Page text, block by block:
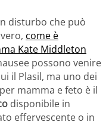
disturbo che può
come è
Kate Middleton
possono venire
il Plasil, ma uno dei
per mamma e feto è il
disponibile in
effervescente o in